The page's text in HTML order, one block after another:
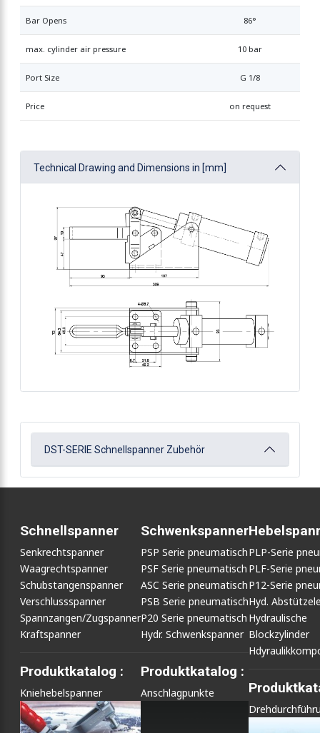
Bar Opens 86°
max. cylinder air pressure 10 bar
Port Size G 1/8
Price on request
Technical Drawing and Dimensions in [mm]
DST-SERIE Schnellspanner Zubehör
Schnellspanner
Senkrechtspanner
Waagrechtspanner
Schubstangenspanner
Verschlussspanner
Spannzangen/Zugspanner
Kraftspanner
Produktkatalog :
Kniehebelspanner
Schwenkspanner
PSP Serie pneumatisch
PSF Serie pneumatisch
ASC Serie pneumatisch
PSB Serie pneumatisch
P20 Serie pneumatisch
Hydr. Schwenkspanner
Produktkatalog :
Anschlagpunkte
PLP-Serie
PLF-Serie
P12-Serie
Hyd.
Hydraulische
Blockzylinder